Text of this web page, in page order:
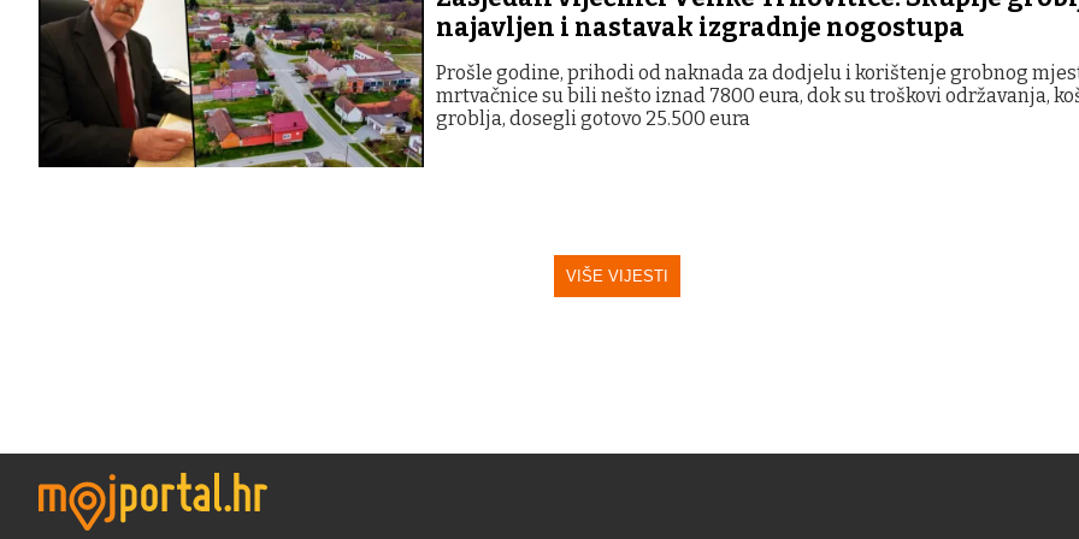
najavljen i nastavak izgradnje nogostupa
Prošle godine, prihodi od naknada za dodjelu i korištenje grobnog
mrtvačnice su bili nešto iznad 7800 eura, dok su troškovi održavanja,
groblja, dosegli gotovo 25.500 eura
VIŠE VIJESTI